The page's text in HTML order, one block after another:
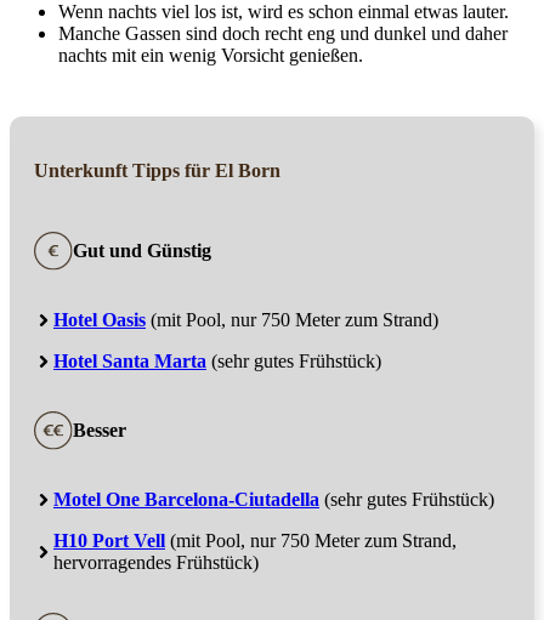
Wenn nachts viel los ist, wird es schon einmal etwas lauter.
Manche Gassen sind doch recht eng und dunkel und daher
nachts mit ein wenig Vorsicht genießen.
Unterkunft Tipps für El Born
Gut und Günstig
Hotel Oasis (mit Pool, nur 750 Meter zum Strand)
Hotel Santa Marta (sehr gutes Frühstück)
Besser
Motel One Barcelona-Ciutadella (sehr gutes Frühstück)
H10 Port Vell (mit Pool, nur 750 Meter zum Strand,
hervorragendes Frühstück)